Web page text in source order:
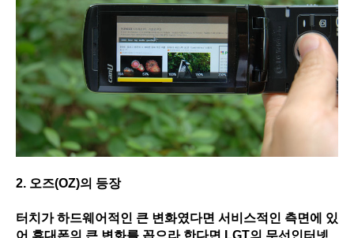
2. 오즈(OZ)의 등장
터치가 하드웨어적인 큰 변화였다면 서비스적인 측면에 있